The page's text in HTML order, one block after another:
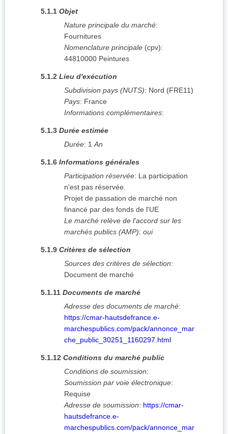
5.1.1 Objet
Nature principale du marché:
Fournitures
Nomenclature principale (cpv):
44810000 Peintures
5.1.2 Lieu d'exécution
Subdivision pays (NUTS): Nord (FRE11)
Pays: France
Informations complémentaires:
5.1.3 Durée estimée
Durée: 1 An
5.1.6 Informations générales
Participation réservée: La participation
n'est pas réservée.
Projet de passation de marché non
financé par des fonds de l'UE
Le marché relève de l'accord sur les
marchés publics (AMP): oui
5.1.9 Critères de sélection
Sources des critères de sélection:
Document de marché
5.1.11 Documents de marché
Adresse des documents de marché:
https://cmar-hautsdefrance.e-
marchespublics.com/pack/annonce_mar
che_public_30251_1160297.html
5.1.12 Conditions du marché public
Conditions de soumission:
Soumission par voie électronique:
Requise
Adresse de soumission: https://cmar-
hautsdefrance.e-
marchespublics.com/pack/annonce_mar